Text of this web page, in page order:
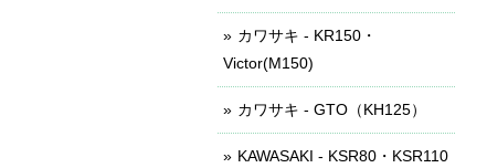
カワサキ - KR150・
Victor(M150)
カワサキ - GTO（KH125）
KAWASAKI - KSR80・KSR110